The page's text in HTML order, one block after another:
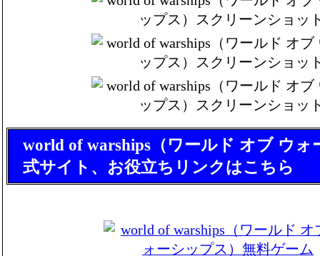
world of warships（ワールド オブ ウォ
式サイト、お役立ちリンクはこちら